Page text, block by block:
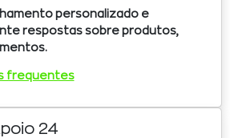
personalizado e
respostas sobre produtos,
frequentes
24